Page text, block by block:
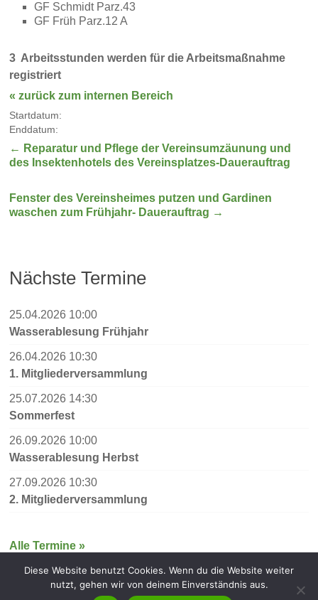
GF Schmidt Parz.43
GF Früh Parz.12 A
3 Arbeitsstunden werden für die Arbeitsmaßnahme
registriert
« zurück zum internen Bereich
Startdatum:
Enddatum:
← Reparatur und Pflege der Vereinsumzäunung und
des Insektenhotels des Vereinsplatzes-Dauerauftrag
Fenster des Vereinsheimes putzen und Gardinen
waschen zum Frühjahr- Dauerauftrag →
Nächste Termine
25.04.2026 10:00
Wasserablesung Frühjahr
26.04.2026 10:30
1. Mitgliederversammlung
25.07.2026 14:30
Sommerfest
26.09.2026 10:00
Wasserablesung Herbst
27.09.2026 10:30
2. Mitgliederversammlung
Alle Termine »
Copyright © 2026KGA Spaethswalde. Alle Rechte vorbehalten.
Diese Website benutzt Cookies. Wenn du die Website weiter
nutzt, gehen wir von deinem Einverständnis aus.